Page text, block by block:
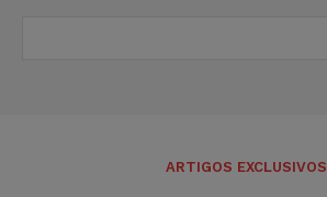
ARTIGOS EXCLUSIVOS